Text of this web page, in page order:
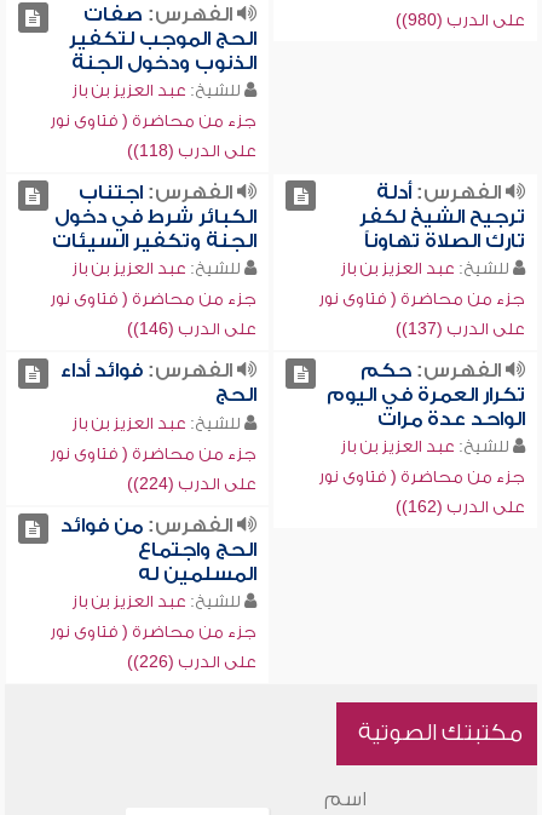
على الدرب (980))
الفهرس: صفات
الحج الموجب لتكفير
الذنوب ودخول الجنة
للشيخ: عبد العزيز بن باز
جزء من محاضرة ( فتاوى نور
على الدرب (118))
الفهرس:أدلة
ترجيح الشيخ لكفر
تارك الصلاة تهاوناً
للشيخ: عبد العزيز بن باز
جزء من محاضرة ( فتاوى نور
على الدرب (137))
الفهرس:اجتناب
الكبائر شرط في دخول
الجنة وتكفير السيئات
للشيخ: عبد العزيز بن باز
جزء من محاضرة ( فتاوى نور
على الدرب (146))
الفهرس:حكم
تكرار العمرة في اليوم
الواحد عدة مرات
للشيخ: عبد العزيز بن باز
جزء من محاضرة ( فتاوى نور
على الدرب (162))
الفهرس:فوائد أداء
الحج
للشيخ: عبد العزيز بن باز
جزء من محاضرة ( فتاوى نور
على الدرب (224))
الفهرس:من فوائد
الحج واجتماع
المسلمين له
للشيخ: عبد العزيز بن باز
جزء من محاضرة ( فتاوى نور
على الدرب (226))
مكتبتك الصوتية
اسم